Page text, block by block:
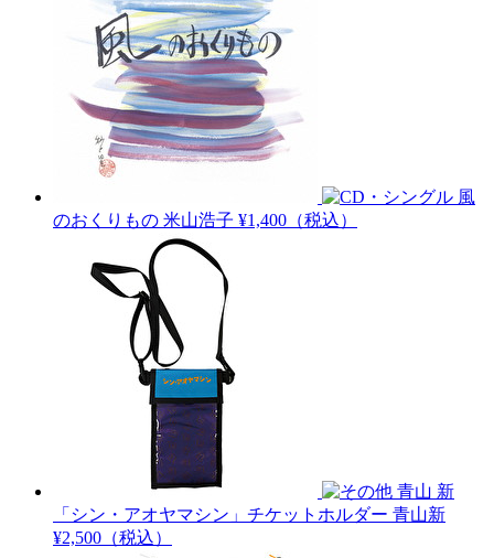
風
のおくりもの 米山浩子 ¥1,400（税込）
青山 新
「シン・アオヤマシン」チケットホルダー 青山新
¥2,500（税込）